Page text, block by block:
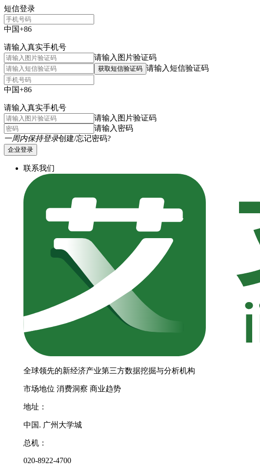
短信登录
中国+86
请输入真实手机号
请输入图片验证码
获取短信验证码 请输入短信验证码
中国+86
请输入真实手机号
请输入图片验证码
请输入密码
一周内保持登录创建/忘记密码?
企业登录
联系我们
全球领先的新经济产业第三方数据挖掘与分析机构
市场地位 消费洞察 商业趋势
地址：
中国. 广州大学城
总机：
020-8922-4700